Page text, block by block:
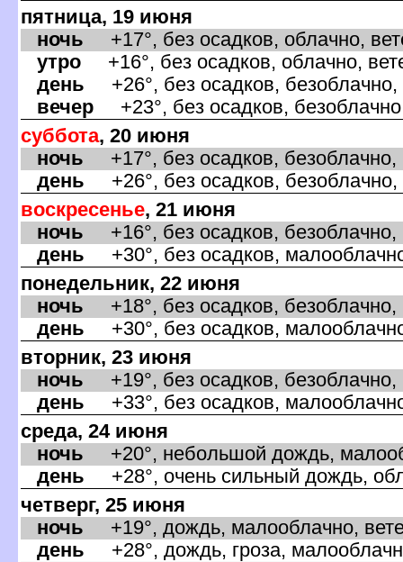
пятница, 19 июня
ночь +17°, без осадков, облачно,
утро +16°, без осадков, облачно,
день +26°, без осадков,
ечер +23°, без осадков,
суббота, 20 июня
ночь +17°, без осадков,
день +26°, без осадков,
оскресенье, 21 июня
ночь +16°, без осадков, безоблачно,
день +30°, без осадков,
понедельник, 22 июня
ночь +18°, без осадков,
день +30°, без осадков,
торник, 23 июня
ночь +19°, без осадков,
день +33°, без осадков,
среда, 24 июня
ночь +20°, небольшой дождь,
день +28°, очень сильный дождь,
четверг, 25 июня
ночь +19°, дождь, малооблачно,
день +28°, дождь, гроза,